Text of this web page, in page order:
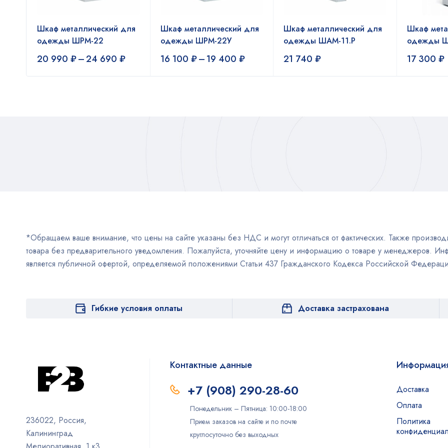
Шкаф металлический для
одежды ШРМ-22
20 990 ₽–24 690 ₽
Шкаф металлический для
одежды ШРМ-22У
16 100 ₽–19 400 ₽
Шкаф металлический для
одежды ШАМ-11.Р
21 740 ₽
Шкаф
одежды
17 300 ₽
*Обращаем ваше внимание, что цены на сайте указаны без НДС и могут отличаться от фактических. Также
товара без предварительного уведомления. Пожалуйста, уточняйте цену и информацию о товаре у менеджеров.
является публичной офертой, определяемой положениями Статьи 437 Гражданского Кодекса Российской
Гибкие условия оплаты Доставка застрахована
236022, Россия,
Калининград
Контактные данные
+7 (908) 290-28-60
Понедельник – Пятница: 10:00-18:00
Прием заказов на сайте и по почте
круглосуточно без выходных
Доставка
Оплата
Политика